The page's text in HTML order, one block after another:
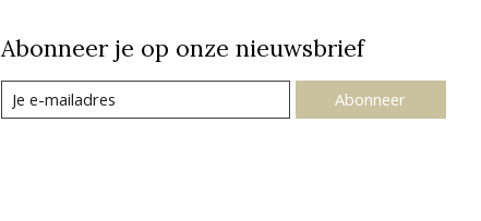
Abonneer je op onze nieuwsbrief
Abonneer